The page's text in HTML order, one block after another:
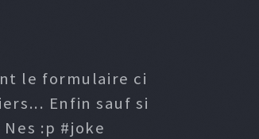
le formulaire ci
Enfin sauf si
:p #joke